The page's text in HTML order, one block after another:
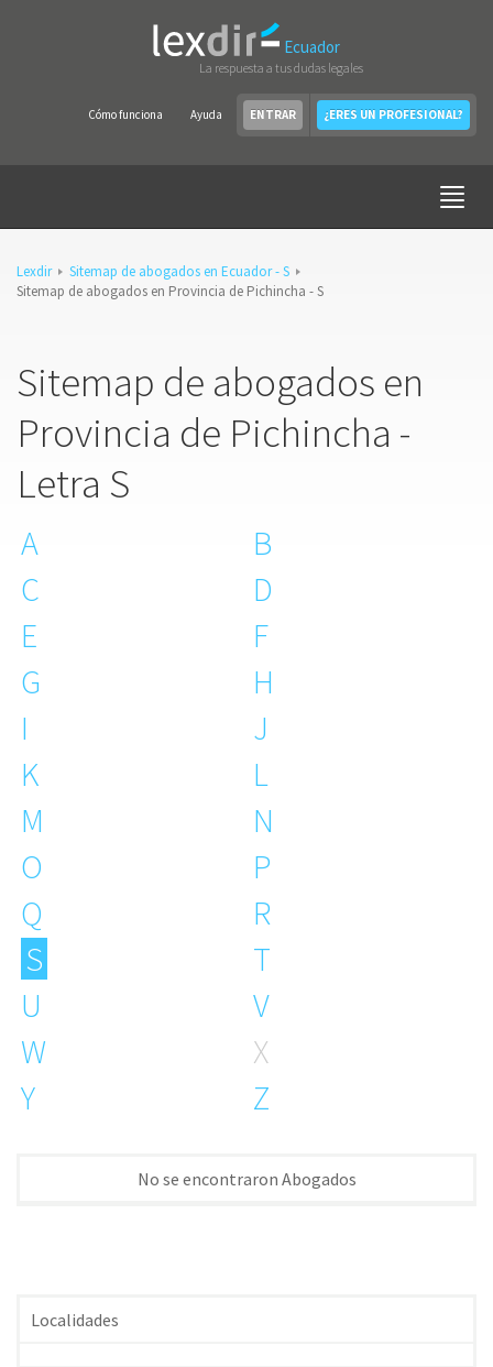
Ecuador
La respuesta a tus dudas legales
Cómo funciona Ayuda ENTRAR ¿ERES UN PROFESIONAL?
Lexdir
Sitemap de abogados en Ecuador - S
Sitemap de abogados en Provincia de Pichincha - S
Sitemap de abogados en
Provincia de Pichincha -
Letra S
A
B
C
D
E
F
G
H
I
J
K
L
M
N
O
P
Q
R
S
T
U
V
W
X
Y
Z
No se encontraron Abogados
Localidades